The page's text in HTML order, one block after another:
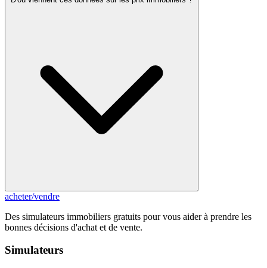
acheter/vendre
Des simulateurs immobiliers gratuits pour vous aider à prendre les
bonnes décisions d'achat et de vente.
Simulateurs